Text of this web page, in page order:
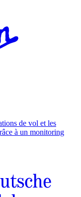
de vol et les
à un monitoring